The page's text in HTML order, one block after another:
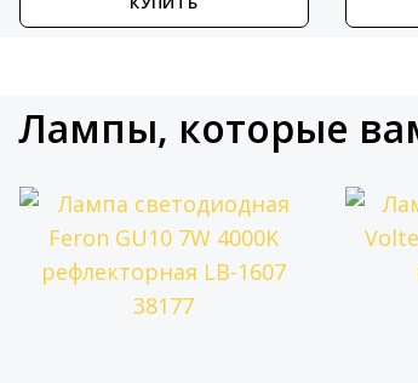
Лампы, которые